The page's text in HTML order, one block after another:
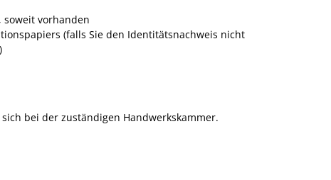
vorhanden
(falls Sie den Identitätsnachweis nicht
bei der zuständigen Handwerkskammer.